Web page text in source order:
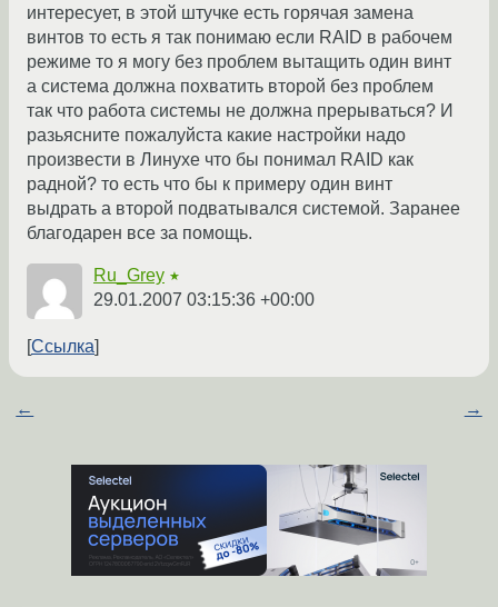
интересует, в этой штучке есть горячая замена
винтов то есть я так понимаю если RAID в рабочем
режиме то я могу без проблем вытащить один винт
а система должна похватить второй без проблем
так что работа системы не должна прерываться? И
разьясните пожалуйста какие настройки надо
произвести в Линухе что бы понимал RAID как
радной? то есть что бы к примеру один винт
выдрать а второй подватывался системой. Заранее
благодарен все за помощь.
Ru_Grey ★
29.01.2007 03:15:36 +00:00
Ссылка
← →